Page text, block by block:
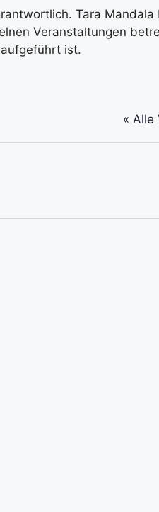
Tara Mandala
Veranstaltungen
ist.
« Alle